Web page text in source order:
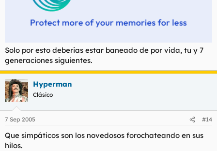
Solo por esto deberias estar baneado de por vida, tu y 7
generaciones siguientes.
Hyperman
Clásico
7 Sep 2005 #14
Que simpáticos son los novedosos forochateando en sus
hilos.